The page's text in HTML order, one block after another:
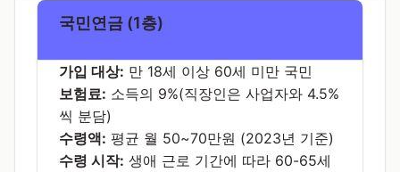
국민연금 (1층)
가입 대상: 만 18세 이상 60세 미만 국민
보험료: 소득의 9%(직장인은 사업자와 4.5%
씩 분담)
수령액: 평균 월 50~70만원 (2023년 기준)
수령 시작: 생애 근로 기간에 따라 60-65세